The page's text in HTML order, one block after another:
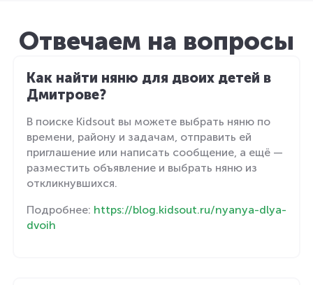
Отвечаем на вопросы
Как найти няню для двоих детей в
Дмитрове?
В поиске Kidsout вы можете выбрать няню по
времени, району и задачам, отправить ей
приглашение или написать сообщение, а ещё —
разместить объявление и выбрать няню из
откликнувшихся.
Подробнее: https://blog.kidsout.ru/nyanya-dlya-
dvoih